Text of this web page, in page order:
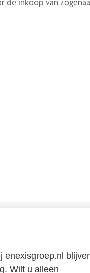
enexisgroep.nl
Wilt u alleen
Neem
of volg